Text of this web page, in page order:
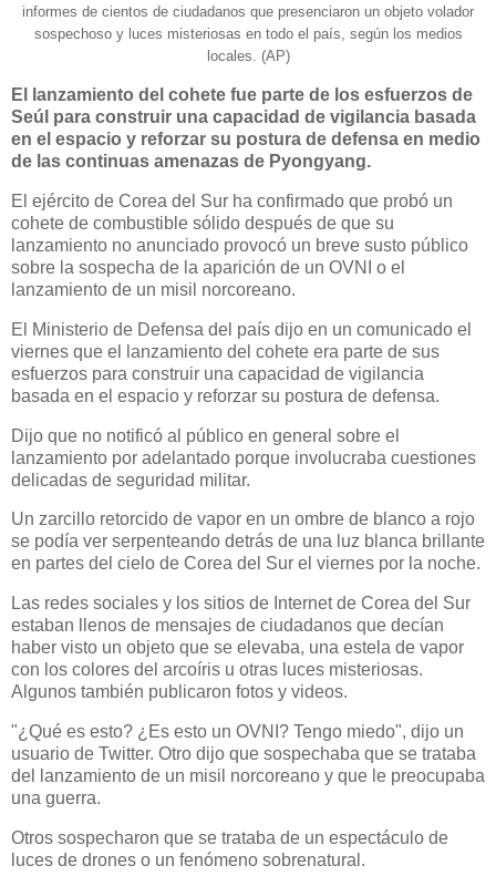
informes de cientos de ciudadanos que presenciaron un objeto volador
sospechoso y luces misteriosas en todo el país, según los medios
locales. (AP)
El lanzamiento del cohete fue parte de los esfuerzos de
Seúl para construir una capacidad de vigilancia basada
en el espacio y reforzar su postura de defensa en medio
de las continuas amenazas de Pyongyang.
El ejército de Corea del Sur ha confirmado que probó un
cohete de combustible sólido después de que su
lanzamiento no anunciado provocó un breve susto público
sobre la sospecha de la aparición de un OVNI o el
lanzamiento de un misil norcoreano.
El Ministerio de Defensa del país dijo en un comunicado el
viernes que el lanzamiento del cohete era parte de sus
esfuerzos para construir una capacidad de vigilancia
basada en el espacio y reforzar su postura de defensa.
Dijo que no notificó al público en general sobre el
lanzamiento por adelantado porque involucraba cuestiones
delicadas de seguridad militar.
Un zarcillo retorcido de vapor en un ombre de blanco a rojo
se podía ver serpenteando detrás de una luz blanca brillante
en partes del cielo de Corea del Sur el viernes por la noche.
Las redes sociales y los sitios de Internet de Corea del Sur
estaban llenos de mensajes de ciudadanos que decían
haber visto un objeto que se elevaba, una estela de vapor
con los colores del arcoíris u otras luces misteriosas.
Algunos también publicaron fotos y videos.
"¿Qué es esto? ¿Es esto un OVNI? Tengo miedo", dijo un
usuario de Twitter. Otro dijo que sospechaba que se trataba
del lanzamiento de un misil norcoreano y que le preocupaba
una guerra.
Otros sospecharon que se trataba de un espectáculo de
luces de drones o un fenómeno sobrenatural.